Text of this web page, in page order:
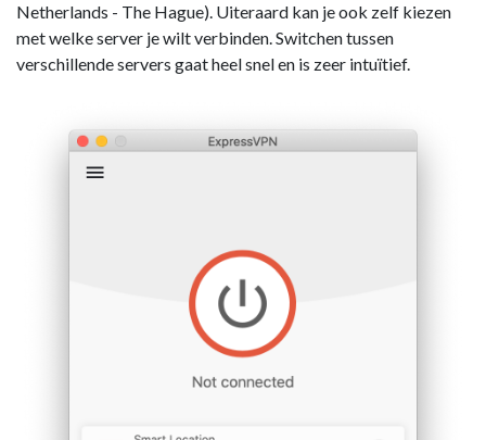
Netherlands - The Hague). Uiteraard kan je ook zelf kiezen
met welke server je wilt verbinden. Switchen tussen
verschillende servers gaat heel snel en is zeer intuïtief.